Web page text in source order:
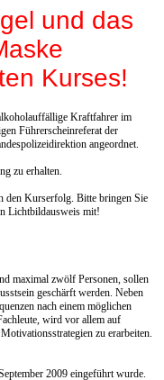
und das
Kurses!
Kraftfahrer im
Führerscheinreferat der
angeordnet.
zu erhalten.
den Kurserfolg. Bitte bringen Sie
Lichtbildausweis mit!
maximal zwölf Personen, sollen
geschärft werden. Neben
nach einem möglichen
wird vor allem auf
zu erarbeiten.
2009 eingeführt wurde.